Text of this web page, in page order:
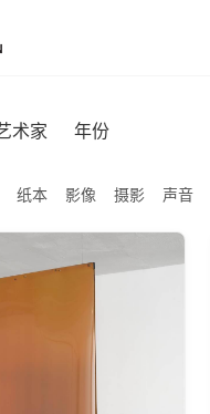
纸本 影像 摄影 声音
术家 年份